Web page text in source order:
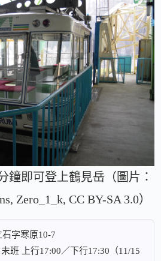
鐘即可登上鶴見岳（圖片：
Zero_1_k, CC BY-SA 3.0）
石字寒原10-7
末班 上行17:00／下行17:30（11/15